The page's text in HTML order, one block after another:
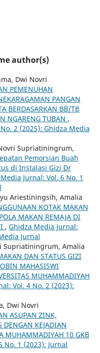
author(s)
Dwi Novri
PEMENUHAN
PANGAN
BERDASARKAN BB/TB
NGARENG TUBAN ,
2 (2025): Ghidza Media
Supriatiningrum,
Pemorsian Buah
di Instalasi Gizi Dr
Jurnal: Vol. 6 No. 1
Ariestiningsih, Amalia
KOTAK MAKAN
MAKAN REMAJA DI
, Ghidza Media Jurnal:
Jurnal
Supriatiningrum, Amalia
DAN STATUS GIZI
MAHASISWI
MUHAMMADIYAH
Vol. 4 No. 2 (2023):
Dwi Novri
ASUPAN ZINK,
KEJADIAN
MUHAMMADIYAH 10 GKB
No. 1 (2023): Jurnal